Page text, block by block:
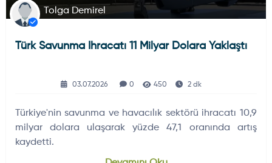
Tolga Demirel
Türk Savunma Ihracatı 11 Milyar Dolara Yaklaştı
03.07.2026 0 450 2 dk
Türkiye'nin savunma ve havacılık sektörü ihracatı 10,9
milyar dolara ulaşarak yüzde 47,1 oranında artış
kaydetti.